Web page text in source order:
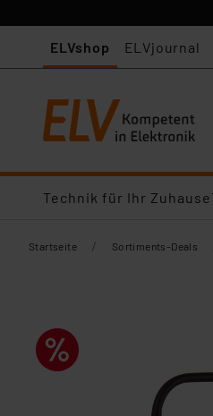
ELVshop ELVjournal
Technik für Ihr Zuhause
Startseite / Sortiments-Deals